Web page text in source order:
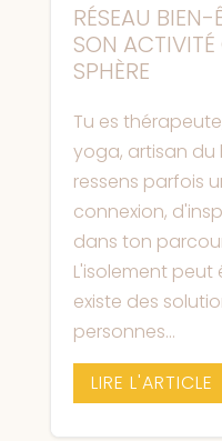
RÉSEAU BIEN-
SON
SPHÈRE
Tu es
yoga, artisan
ressens parfois
connexion,
dans ton
L'isolement peut
existe des
personnes...
LIRE L'ARTICLE